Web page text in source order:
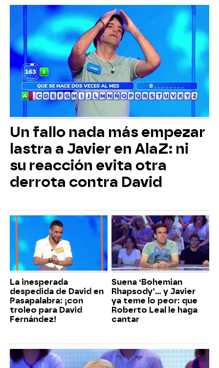
Un fallo nada más empezar
lastra a Javier en AlaZ: ni
su reacción evita otra
derrota contra David
La inesperada
despedida de David en
Pasapalabra: ¡con
troleo para David
Fernández!
Suena ‘Bohemian
Rhapsody’... y Javier
ya teme lo peor: que
Roberto Leal le haga
cantar